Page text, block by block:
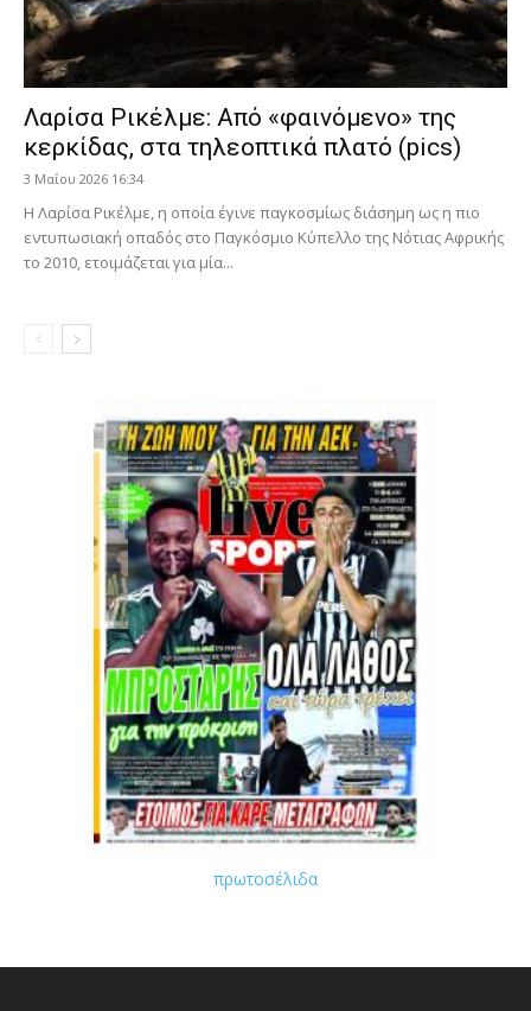
Λαρίσα Ρικέλμε: Από «φαινόμενο» της
κερκίδας, στα τηλεοπτικά πλατό (pics)
3 Μαΐου 2026 16:34
Η Λαρίσα Ρικέλμε, η οποία έγινε παγκοσμίως διάσημη ως η πιο
εντυπωσιακή οπαδός στο Παγκόσμιο Κύπελλο της Νότιας Αφρικής
το 2010, ετοιμάζεται για μία...
πρωτοσέλιδα